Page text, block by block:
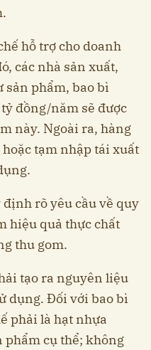
hỗ trợ cho doanh
các nhà sản xuất,
sản phẩm, bao bì
đồng/năm sẽ được
này. Ngoài ra, hàng
tạm nhập tái xuất
rõ yêu cầu về quy
hiệu quả thực chất
thu gom.
tạo ra nguyên liệu
dụng. Đối với bao bì
phải là hạt nhựa
phẩm cụ thể; không